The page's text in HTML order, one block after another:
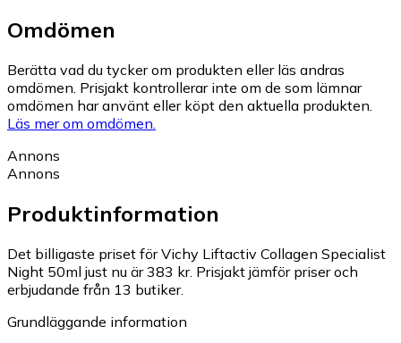
Omdömen
Berätta vad du tycker om produkten eller läs andras
omdömen. Prisjakt kontrollerar inte om de som lämnar
omdömen har använt eller köpt den aktuella produkten.
Läs mer om omdömen.
Annons
Annons
Produktinformation
Det billigaste priset för Vichy Liftactiv Collagen Specialist
Night 50ml just nu är 383 kr. Prisjakt jämför priser och
erbjudande från 13 butiker.
Grundläggande information